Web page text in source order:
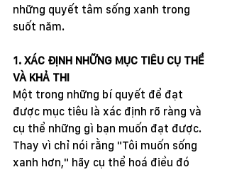
những quyết tâm sống xanh trong
suốt năm.
1. XÁC ĐỊNH NHỮNG MỤC TIÊU CỤ THỂ
VÀ KHẢ THI
Một trong những bí quyết để đạt
được mục tiêu là xác định rõ ràng và
cụ thể những gì bạn muốn đạt được.
Thay vì chỉ nói rằng "Tôi muốn sống
xanh hơn," hãy cụ thể hoá điều đó